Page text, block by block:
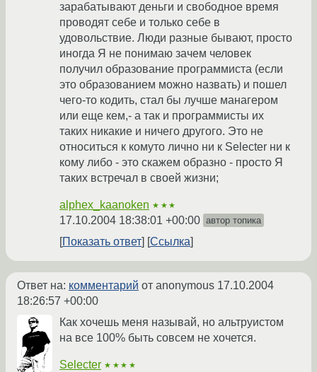
зарабатывают деньги и свободное время
проводят себе и только себе в
удовольствие. Люди разные бывают, просто
иногда Я не понимаю зачем человек
получил образование программиста (если
это образованием можно назвать) и пошел
чего-то кодить, стал бы лучше манагером
или еще кем,- а так и программисты их
таких никакие и ничего другого. Это не
относиться к комуто лично ни к Selecter ни к
кому либо - это скажем образно - просто Я
таких встречал в своей жизни;
alphex_kaanoken ★★★
17.10.2004 18:38:01 +00:00 автор топика
Показать ответ Ссылка
Ответ на: комментарий от anonymous 17.10.2004
18:26:57 +00:00
Как хочешь меня называй, но альтруистом
на все 100% быть совсем не хочется.
Selecter ★★★★